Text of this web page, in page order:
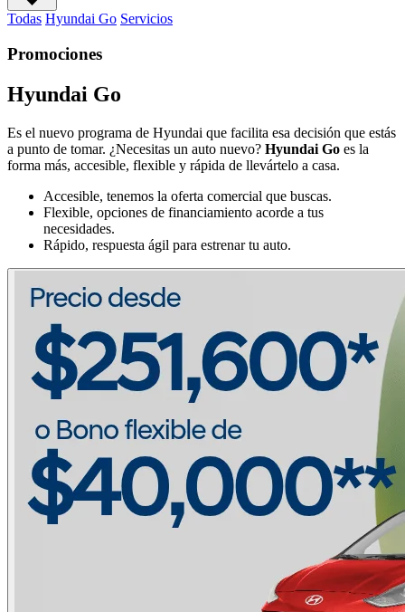
Todas Hyundai Go Servicios
Promociones
Hyundai Go
Es el nuevo programa de Hyundai que facilita esa decisión que estás
a punto de tomar. ¿Necesitas un auto nuevo? Hyundai Go es la
forma más, accesible, flexible y rápida de llevártelo a casa.
Accesible, tenemos la oferta comercial que buscas.
Flexible, opciones de financiamiento acorde a tus
necesidades.
Rápido, respuesta ágil para estrenar tu auto.